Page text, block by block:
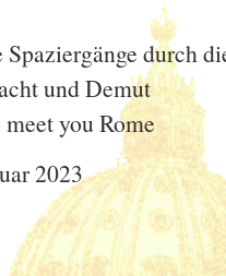
durch
und Demut
you Rome
2023